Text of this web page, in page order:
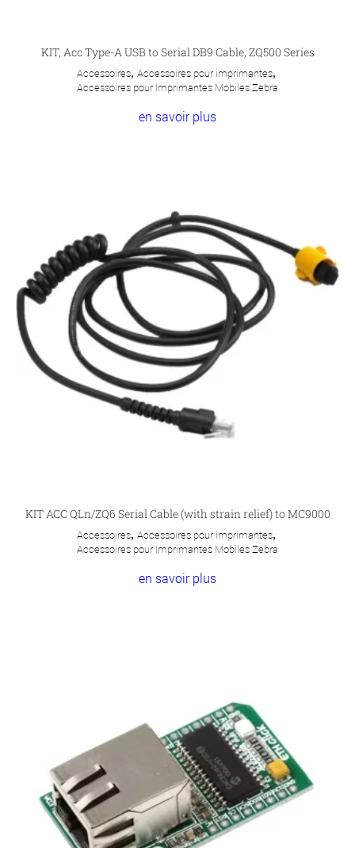
KIT, Acc Type-A USB to Serial DB9 Cable, ZQ500 Series
Accessoires, Accessoires pour imprimantes,
Accessoires pour Imprimantes Mobiles Zebra
en savoir plus
KIT ACC QLn/ZQ6 Serial Cable (with strain relief) to MC9000
Accessoires, Accessoires pour imprimantes,
Accessoires pour Imprimantes Mobiles Zebra
en savoir plus